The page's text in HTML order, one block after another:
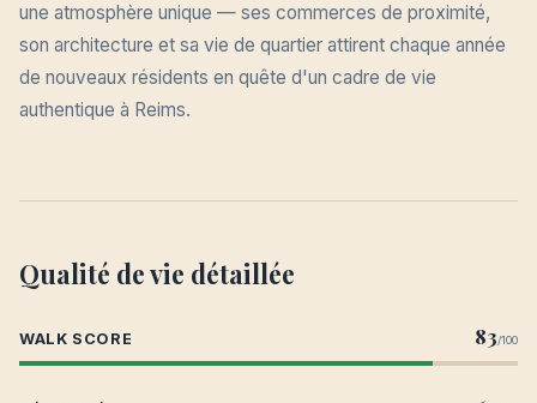
une atmosphère unique — ses commerces de proximité,
son architecture et sa vie de quartier attirent chaque année
de nouveaux résidents en quête d'un cadre de vie
authentique à Reims.
Qualité de vie détaillée
WALK SCORE 83/100